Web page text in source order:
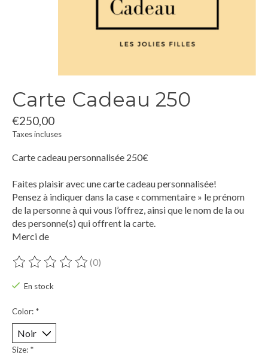
Carte Cadeau 250
€250,00
Taxes incluses
Carte cadeau personnalisée 250€
Faites plaisir avec une carte cadeau personnalisée!
Pensez à indiquer dans la case « commentaire » le prénom
de la personne à qui vous l’offrez, ainsi que le nom de la ou
des personne(s) qui offrent la carte.
Merci de
Ce produit est évalué à
(0)
En stock
Color: *
Size: *